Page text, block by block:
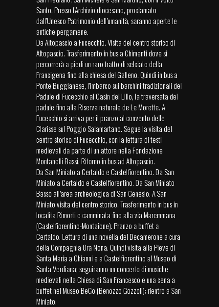
Santo. Presso l’Archivio diocesano, proclamato
dall’Unesco Patrimonio dell’umanità, saranno aperte le
antiche pergamene.
Da Altopascio a Fucecchio. Visita del centro storico di
Altopascio. Trasferimento in bus a Chimenti dove si
percorrerà a piedi un raro tratto di selciato della
Francigena fino alla chiesa del Galleno. Quindi in bus a
Ponte Buggianese, l’imbarco sui barchini tradizionali del
Padule di Fucecchio al Casin del Lillo, la traversata del
padule fino alla Riserva naturale de Le Morette. A
Fucecchio si arriva per il pranzo al convento delle
Clarisse sul Poggio Salamartano. Segue la visita del
centro storico di Fucecchio, con la lettura di testi
medievali da parte di un attore nella Fondazione
Montanelli Bassi. Ritorno in bus ad Altopascio.
Da San Miniato a Certaldo e Castelfiorentino. Da San
Miniato a Certaldo e Castelfiorentino. Da San Miniato
Basso all’area archeologica di San Genesio. A San
Miniato visita del centro storico. Trasferimento in bus in
localita Rimorti e camminata fino alla via Maremmana
(Castelfiorentino-Montaione). Pranzo a buffet a
Certaldo. Lettura di una novella del Decamerone a cura
della Compagnia Ora Nona. Quindi visita alla Pieve di
Santa Maria a Chianni e a Castelfiorentino al Museo di
Santa Verdiana; seguiranno un concerto di musiche
medievali nella Chiesa di San Francesco e una cena a
buffet nel Museo BeGo (Benozzo Gozzoli); rientro a San
Miniato.